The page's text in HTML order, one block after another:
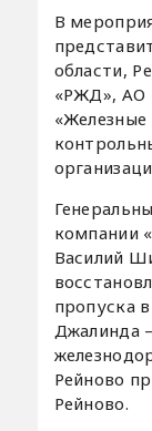
В
области,
«РЖД», АО
компании
Василий
пропуска
Джалинда
Рейново
Рейново.